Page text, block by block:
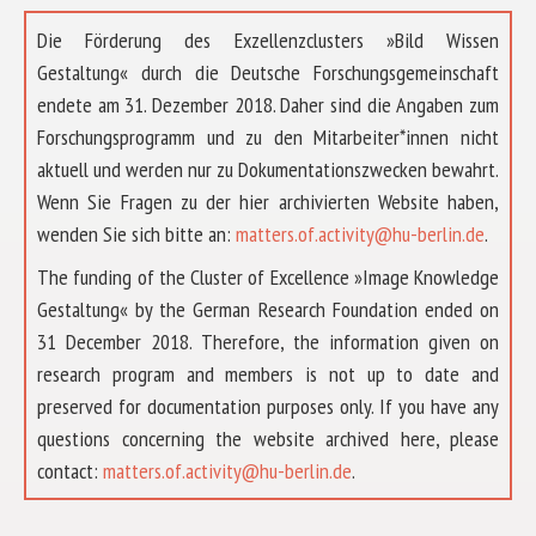
Die Förderung des Exzellenzclusters »Bild Wissen
Gestaltung« durch die Deutsche Forschungsgemeinschaft
endete am 31. Dezember 2018. Daher sind die Angaben zum
Forschungsprogramm und zu den Mitarbeiter*innen nicht
aktuell und werden nur zu Dokumentationszwecken bewahrt.
Wenn Sie Fragen zu der hier archivierten Website haben,
wenden Sie sich bitte an: matters.of.activity@hu-berlin.de.
The funding of the Cluster of Excellence »Image Knowledge
Gestaltung« by the German Research Foundation ended on
31 December 2018. Therefore, the information given on
research program and members is not up to date and
preserved for documentation purposes only. If you have any
questions concerning the website archived here, please
contact: matters.of.activity@hu-berlin.de.
ÜBER UNS